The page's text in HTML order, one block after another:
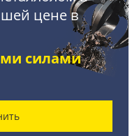
цене в
силами